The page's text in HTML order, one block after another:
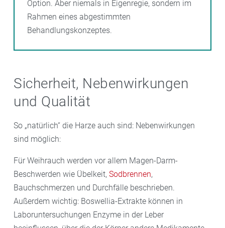
Option. Aber niemals in Eigenregie, sondern im
Rahmen eines abgestimmten
Behandlungskonzeptes.
Sicherheit, Nebenwirkungen
und Qualität
So „natürlich“ die Harze auch sind: Nebenwirkungen
sind möglich:
Für Weihrauch werden vor allem Magen-Darm-
Beschwerden wie Übelkeit, Sodbrennen,
Bauchschmerzen und Durchfälle beschrieben.
Außerdem wichtig: Boswellia-Extrakte können in
Laboruntersuchungen Enzyme in der Leber